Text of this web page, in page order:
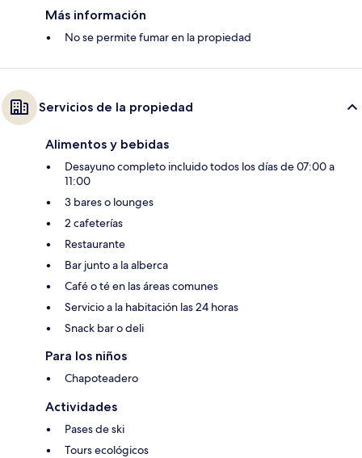
Más información
No se permite fumar en la propiedad
Servicios de la propiedad
Alimentos y bebidas
Desayuno completo incluido todos los días de 07:00 a
11:00
3 bares o lounges
2 cafeterías
Restaurante
Bar junto a la alberca
Café o té en las áreas comunes
Servicio a la habitación las 24 horas
Snack bar o deli
Para los niños
Chapoteadero
Actividades
Pases de ski
Tours ecológicos